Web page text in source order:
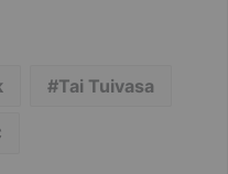
Tai Tuivasa